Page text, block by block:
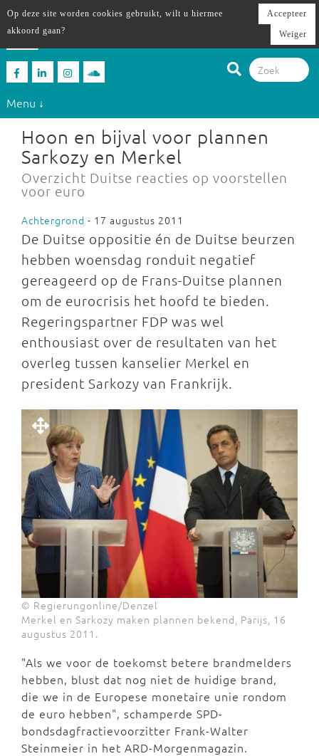
Menu ↓
Hoon en bijval voor plannen
Sarkozy en Merkel
Overzicht Duitse reacties op voorstellen
voor euro
Achtergrond - 17 augustus 2011
De Duitse oppositie én de Duitse beurzen
hebben woensdag ronduit negatief
gereageerd op de Frans-Duitse plannen
om de eurocrisis het hoofd te bieden.
Regeringspartner FDP was wel
enthousiast over de resultaten van het
overleg tussen kanselier Merkel en
president Sarkozy van Frankrijk.
© Regierungonline/Denzel
Merkel en Sarkozy maken plannen bekend, Parijs, 16
augustus 2011.
"Als we voor de toekomst betere brandmelders
hebben, blust dat nog niet de huidige brand,
die we in de Europese monetaire unie rondom
de euro hebben", schamperde SPD-
bondsdagfractievoorzitter Frank-Walter
Steinmeier in het ARD-Morgenmagazin.
Op deze site worden cookies gebruikt, wilt u hiermee
akkoord gaan?
Accepteer
Weiger